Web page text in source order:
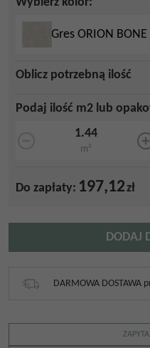
Gres ORION
Oblicz potrzebną ilość
Podaj ilość m2 lub
m²
Do zapłaty: 197,12zł
DODAJ
DARMOWA DOSTAWA